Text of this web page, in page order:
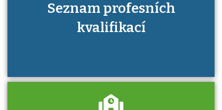
Seznam profesních
kvalifikací